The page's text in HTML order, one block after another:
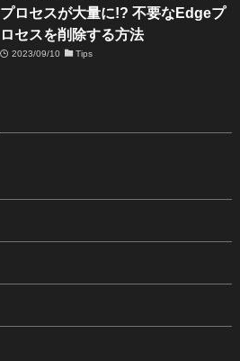
プロセスが大量に!? 不要なEdgeプ
ロセスを削除する方法
2023/09/10 Tips